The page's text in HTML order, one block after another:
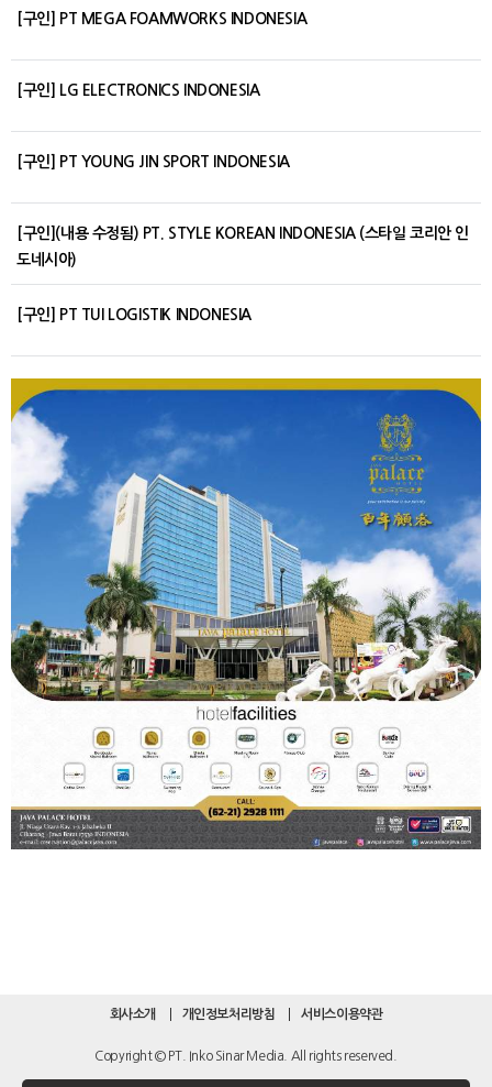
[구인] PT MEGA FOAMWORKS INDONESIA
[구인] LG ELECTRONICS INDONESIA
[구인] PT YOUNG JIN SPORT INDONESIA
[구인](내용 수정됨) PT. STYLE KOREAN INDONESIA (스타일 코리안 인
도네시아)
[구인] PT TUI LOGISTIK INDONESIA
회사소개 개인정보처리방침 서비스이용약관
Copyright © PT. Inko Sinar Media. All rights reserved.